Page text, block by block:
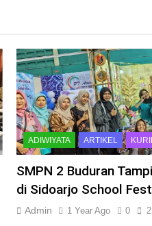
ADIWIYATA ARTIKEL
SMPN 2 Buduran
di Sidoarjo School
Admin 1 Year Ago 0